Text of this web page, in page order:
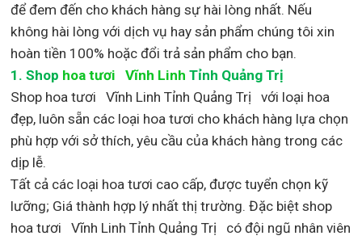
để đem đến cho khách hàng sự hài lòng nhất. Nếu
không hài lòng với dịch vụ hay sản phẩm chúng tôi xin
hoàn tiền 100% hoặc đổi trả sản phẩm cho bạn.
1.Shop hoa tươi Vĩnh Linh Tỉnh Quảng Trị
Shop hoa tươi Vĩnh Linh Tỉnh Quảng Trị với loại hoa
đẹp, luôn sẵn các loại hoa tươi cho khách hàng lựa chọn
phù hợp với sở thích, yêu cầu của khách hàng trong các
dịp lễ.
Tất cả các loại hoa tươi cao cấp, được tuyển chọn kỹ
lưỡng; Giá thành hợp lý nhất thị trường. Đặc biệt shop
hoa tươi Vĩnh Linh Tỉnh Quảng Trị
có đội ngũ nhân viên